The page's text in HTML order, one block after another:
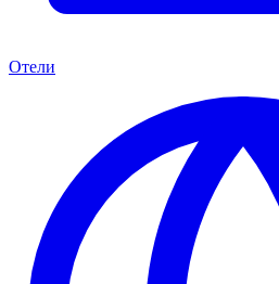
Отели